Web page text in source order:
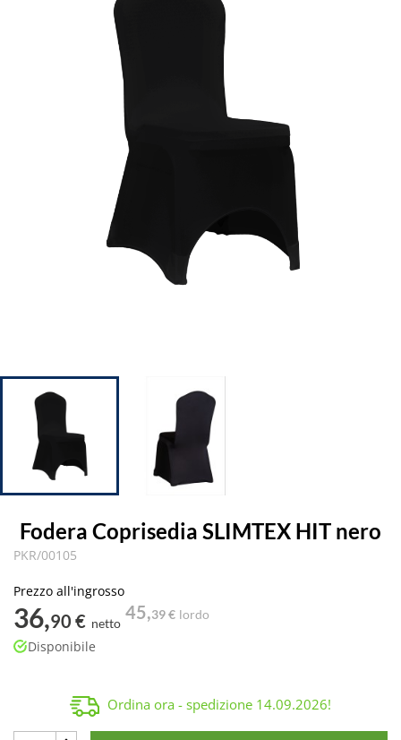
Fodera Coprisedia SLIMTEX HIT nero
PKR/00105
Prezzo all'ingrosso
36,90 € netto
45,39 € lordo
Disponibile
Ordina ora - spedizione 14.09.2026!